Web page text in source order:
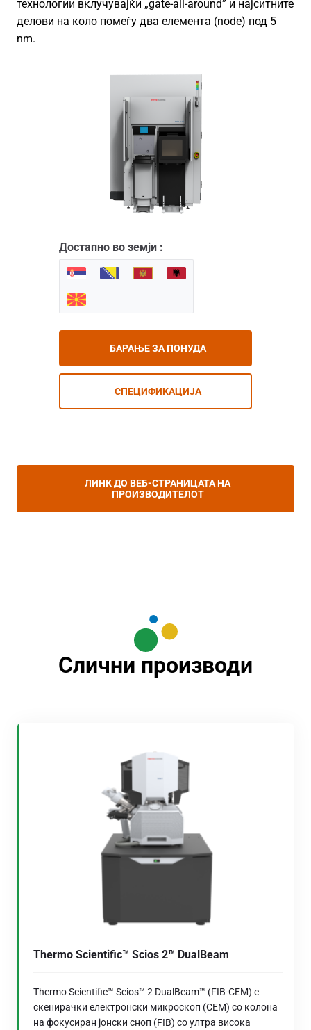
технологии вклучувајќи „gate-all-around” и најситните
делови на коло помеѓу два елемента (node) под 5
nm.
Достапно во земји :
БАРАЊЕ ЗА ПОНУДА
СПЕЦИФИКАЦИЈА
ЛИНК ДО ВЕБ-СТРАНИЦАТА НА
ПРОИЗВОДИТЕЛОТ
Слични производи
Thermo Scientific™ Scios 2™ DualBeam
Thermo Scientific™ Scios™ 2 DualBeam™ (FIB-СЕМ) е
скенирачки електронски микроскоп (СЕМ) со колона
на фокусиран јонски сноп (FIB) со ултра висока